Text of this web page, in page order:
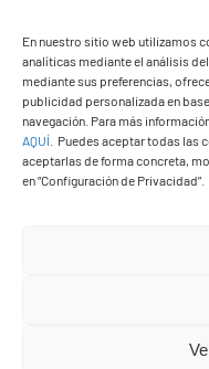
En nuestro sitio web utilizamos
analíticas mediante el análisis
mediante sus preferencias,
publicidad personalizada en
navegación. Para más
AQUÍ
Puedes aceptar todas las
aceptarlas de forma concreta,
en “Configuración de Privacidad”.
Ayuntamiento de Yaiza